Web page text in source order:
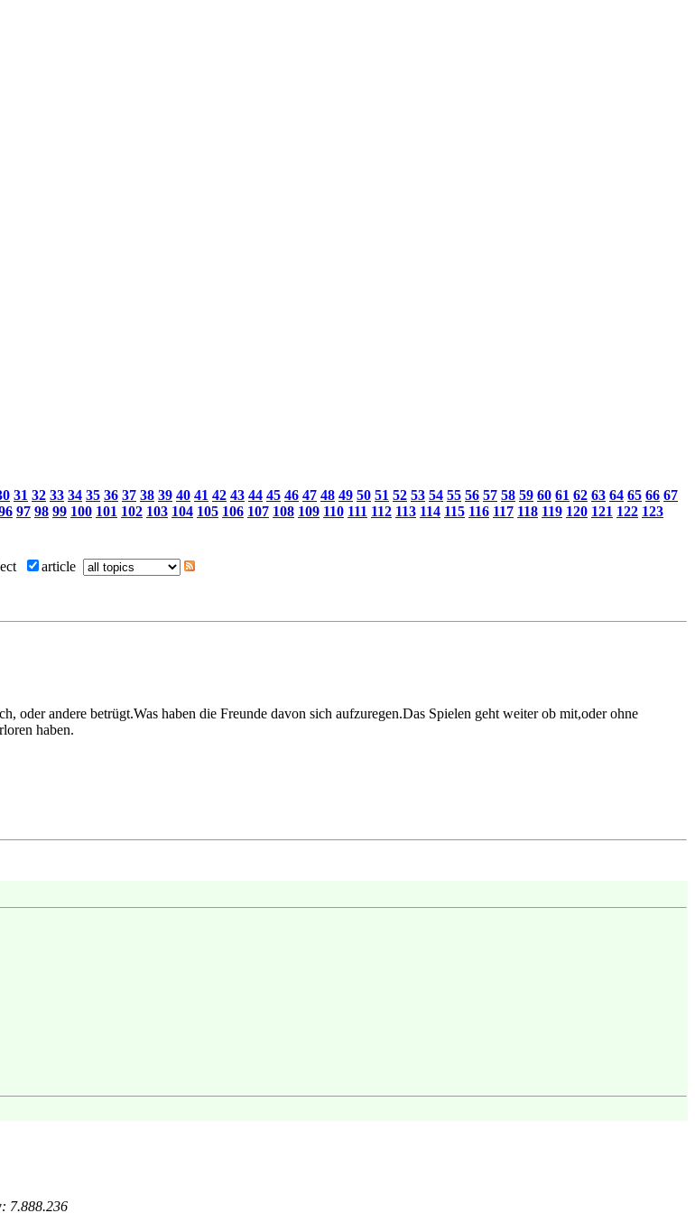
31 32 33 34 35 36 37 38 39 40 41 42 43 44 45 46 47 48 49 50 51 52 53 54 55 56 57 58 59 60 61 62 63 64 65 66 67
97 98 99 100 101 102 103 104 105 106 107 108 109 110 111 112 113 114 115 116 117 118 119 120 121 122 123
article
oder andere betrügt.Was haben die Freunde davon sich aufzuregen.Das Spielen geht weiter ob mit,oder ohne
haben.
7.888.236